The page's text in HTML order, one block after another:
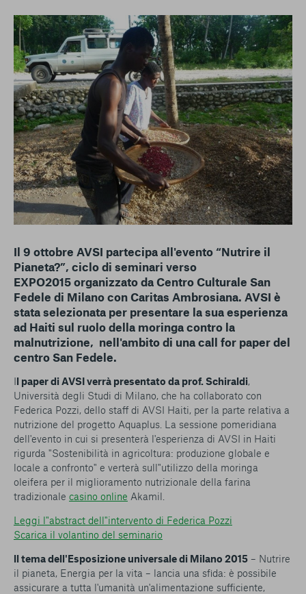
condizionare l’esperienza sulla Piattaforma e il suo
funzionamento. Premendo “Conferma le mie scelte”, la
selezione relativa ai cookie effettuata verrà salvata. Se non è
stata selezionata alcuna opzione, premere questo pulsante
equivarrà a rifiutare tutti i cookie. Per ulteriori informazioni, è
possibile consultare la nostraUlteriori informazioni
Cookie strettamente necessari
Cookie di analisi
Cookies di marketing
Il 9 ottobre AVSI partecipa all'evento “Nutrire il
Pianeta?”, ciclo di seminari verso
EXPO2015 organizzato da Centro Culturale San
Fedele di Milano con Caritas Ambrosiana. AVSI è
stata selezionata per presentare la sua esperienza
ad Haiti sul ruolo della moringa contro la
malnutrizione, nell'ambito di una call for paper del
centro San Fedele.
Il paper di AVSI verrà presentato da prof. Schiraldi,
Università degli Studi di Milano, che ha collaborato con
Federica Pozzi, dello staff di AVSI Haiti, per la parte relativa a
nutrizione del progetto Aquaplus. La sessione pomeridiana
dell'evento in cui si presenterà l'esperienza di AVSI in Haiti
rigurda "Sostenibilità in agricoltura: produzione globale e
locale a confronto" e verterà sull"utilizzo della moringa
oleifera per il miglioramento nutrizionale della farina
tradizionale casino online Akamil.
Leggi l"abstract dell"intervento di Federica Pozzi
Scarica il volantino del seminario
ll tema dell'Esposizione universale di Milano 2015 – Nutrire
il pianeta, Energia per la vita – lancia una sfida: è possibile
assicurare a tutta l'umanità un'alimentazione sufficiente,